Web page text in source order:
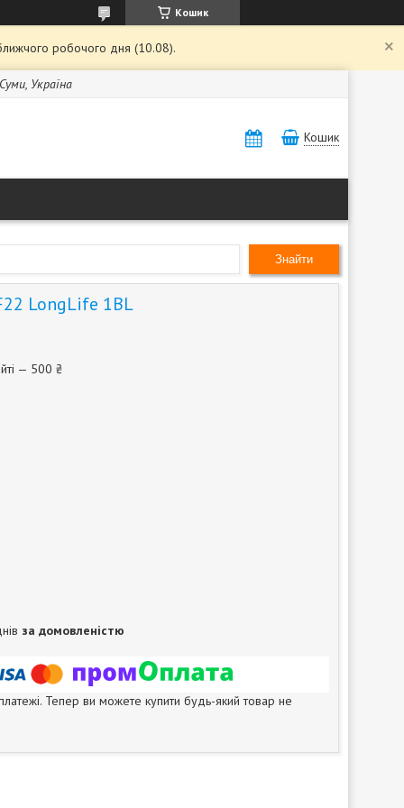
Кошик
робочого дня (10.08).
Україна
Кошик
Знайти
LongLife 1BL
— 500 ₴
за домовленістю
Тепер ви можете купити будь-який товар не